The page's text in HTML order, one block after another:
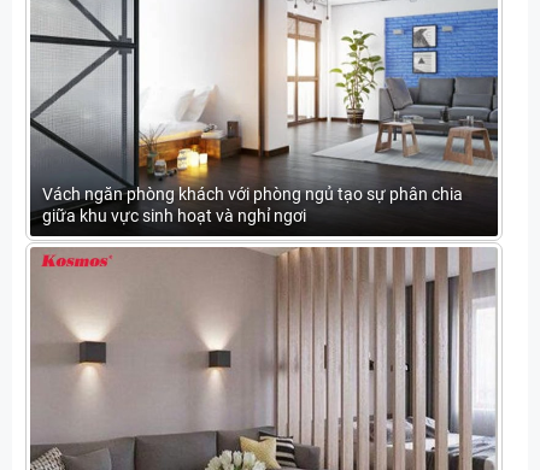
Vách ngăn phòng khách với phòng ngủ tạo sự phân chia
giữa khu vực sinh hoạt và nghỉ ngơi